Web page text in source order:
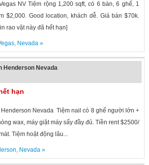
NV Tiệm rộng 1,200 sqft, có 6 bàn, 6 ghế, 1
$2,000. Good location, khách dễ. Giá bán $70k.
rao vặt này đã hết hạn]
, Nevada»
Henderson Nevada
hạn
Nevada Tiệm nail có 8 ghế người lớn +
wax, máy giặt máy sấy đầy đủ. Tiền rent $2500/
Tiệm hoặt động lâu...
, Nevada»